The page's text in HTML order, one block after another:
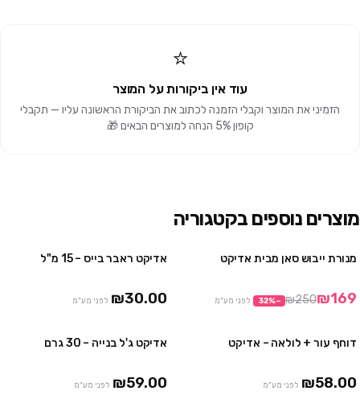
⭐
עוד אין ביקורות על המוצר
הזמיני את המוצר וקבלי הזמנה לכתוב את הביקורת הראשונה עליו — תקבלי
קופון 5% הנחה למוצרים הבאים 🎁
מוצרים נוספים בקטגוריה
מנורת ייבוש סאן מבית אדיקט
₪169
₪250
−
32% לפני מע"מ
אדיקט ראבר בייס – 15 מ"ל
₪30.00 לפני מע"מ
דוחף עור + לולאה – אדיקט
₪58.00 לפני מע"מ
אדיקט ג'ל בנייה – 30 גרם
₪59.00 לפני מע"מ